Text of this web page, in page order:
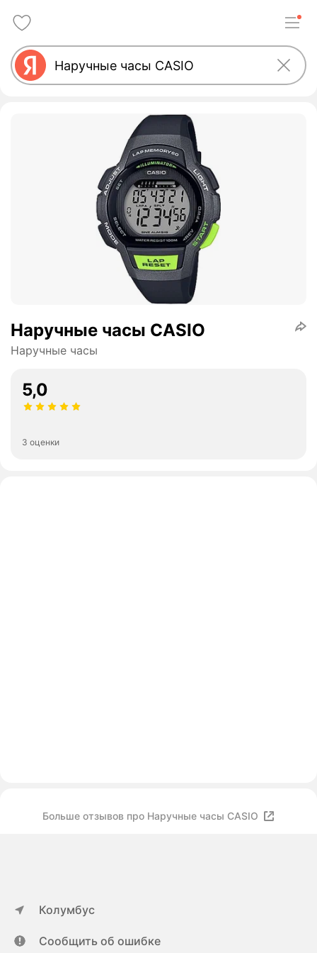
Наручные часы CASIO
Наручные часы
5,0
3 оценки
Больше отзывов про Наручные часы CASIO
Колумбус
Сообщить об ошибке